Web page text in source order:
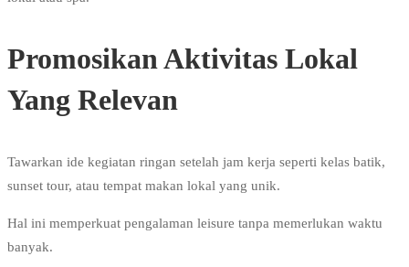
Promosikan Aktivitas Lokal
Yang Relevan
Tawarkan ide kegiatan ringan setelah jam kerja seperti kelas batik,
sunset tour, atau tempat makan lokal yang unik.
Hal ini memperkuat pengalaman leisure tanpa memerlukan waktu
banyak.